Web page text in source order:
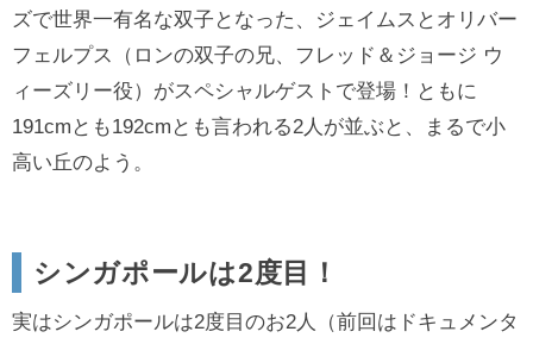
ズで世界一有名な双子となった、ジェイムスとオリバー
フェルプス（ロンの双子の兄、フレッド＆ジョージ ウ
ィーズリー役）がスペシャルゲストで登場！ともに
191cmとも192cmとも言われる2人が並ぶと、まるで小
高い丘のよう。
シンガポールは2度目！
実はシンガポールは2度目のお2人（前回はドキュメンタ